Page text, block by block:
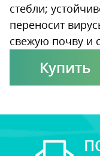
стебли;
переносит
свежую почву и
Купить